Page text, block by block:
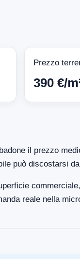
Prezzo
390 €/
il prezzo
può discostarsi
reale nella